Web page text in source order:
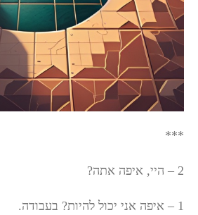
***
2 – היי, איפה אתה?
1 – איפה אני יכול להיות? בעבודה.